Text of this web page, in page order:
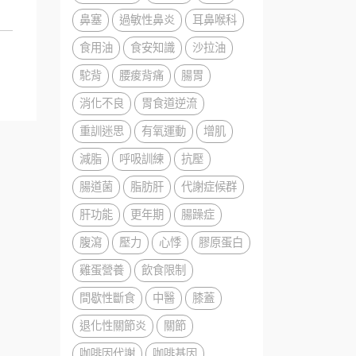
鼻塞 過敏性鼻炎
耳鼻喉科
食用油
食安知識
沙拉油
駝背
腰痠背痛
腸胃
消化不良
胃食道逆流
重訓迷思
有氧運動
增肌
減脂
呼吸訓練
抗壓
腸道菌
脂肪肝
代謝症候群
肝功能
更年期
腸躁症
腹瀉
壓力 心悸
膠原蛋白
雞蛋營養
飲食限制
間歇性斷食
中醫
膝蓋
退化性關節炎
關節